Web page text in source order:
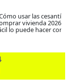
usar las
vivienda 2026?
lo puede hacer con